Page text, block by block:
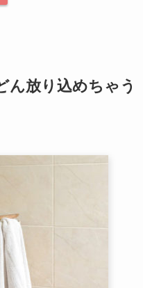
ん放り込めちゃう